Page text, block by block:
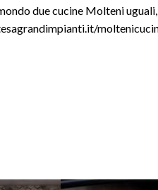
due cucine Molteni